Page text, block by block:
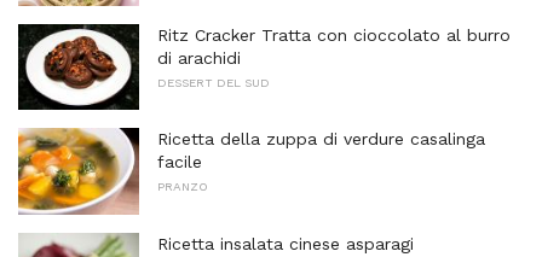
Ritz Cracker Tratta con cioccolato al burro
di arachidi
DESSERT DEL SUD
Ricetta della zuppa di verdure casalinga
facile
PRANZO
Ricetta insalata cinese asparagi